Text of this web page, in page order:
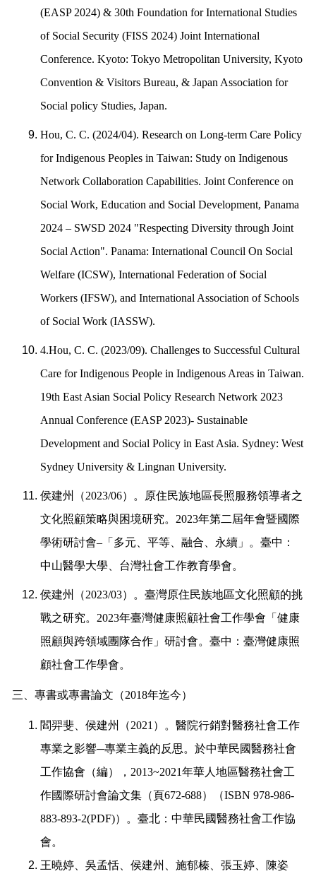
(EASP 2024) & 30th Foundation for International Studies
of Social Security (FISS 2024) Joint International
Conference. Kyoto: Tokyo Metropolitan University, Kyoto
Convention & Visitors Bureau, & Japan Association for
Social policy Studies, Japan.
Hou, C. C. (2024/04). Research on Long-term Care Policy
for Indigenous Peoples in Taiwan: Study on Indigenous
Network Collaboration Capabilities. Joint Conference on
Social Work, Education and Social Development, Panama
2024 – SWSD 2024 "Respecting Diversity through Joint
Social Action". Panama: International Council On Social
Welfare (ICSW), International Federation of Social
Workers (IFSW), and International Association of Schools
of Social Work (IASSW).
4.Hou, C. C. (2023/09). Challenges to Successful Cultural
Care for Indigenous People in Indigenous Areas in Taiwan.
19th East Asian Social Policy Research Network 2023
Annual Conference (EASP 2023)- Sustainable
Development and Social Policy in East Asia. Sydney: West
Sydney University & Lingnan University.
侯建州（2023/06）。原住民族地區長照服務領導者之
文化照顧策略與困境研究。 2023年第二屆年會暨國際
學術研討會– 「多元、平等、融合、永續」。臺中：
中山醫學大學、台灣社會工作教育學會。
侯建州（2023/03）。臺灣原住民族地區文化照顧的挑
戰之研究。 2023年臺灣健康照顧社會工作學會「健康
照顧與跨領域團隊合作」研討會。臺中：臺灣健康照
顧社會工作學會。
三、專書或專書論文（2018年迄今）
閻羿斐、侯建州（2021 ）。醫院行銷對醫務社會工作
專業之影響─專業主義的反思。於中華民國醫務社會
工作協會（編）， 2013~2021年華人地區醫務社會工
作國際研討會論文集（頁672-688）（ISBN 978-986-
883-893-2(PDF)）。臺北：中華民國醫務社會工作協
會。
王曉婷、吳孟恬、侯建州、施郁榛、張玉婷、陳姿